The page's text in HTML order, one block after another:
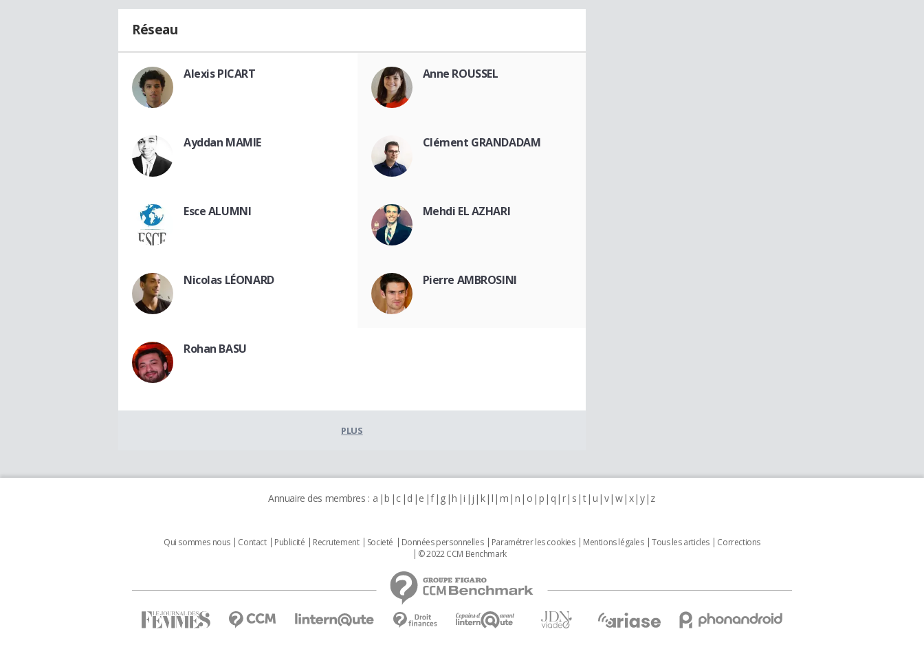
Réseau
Alexis PICART Anne ROUSSEL
Ayddan MAMIE Clément GRANDADAM
Esce ALUMNI Mehdi EL AZHARI
Nicolas LÉONARD Pierre AMBROSINI
Rohan BASU
PLUS
Annuaire des membres : a b c d e f g h i j k l m n o p q r s t u v w x y z
Qui sommes nous Contact Publicité Recrutement Societé Données personnelles Paramétrer les cookies Mentions légales Tous les articles
Corrections
© 2022 CCM Benchmark